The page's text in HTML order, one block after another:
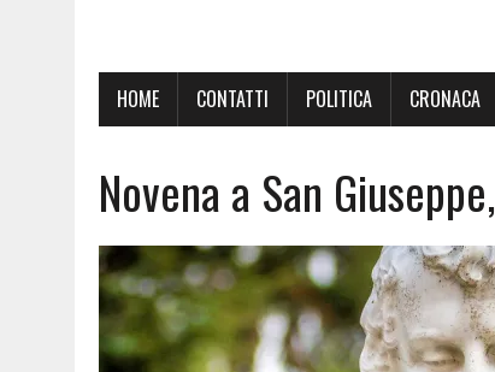
HOME CONTATTI POLITICA CRONACA
Novena a San